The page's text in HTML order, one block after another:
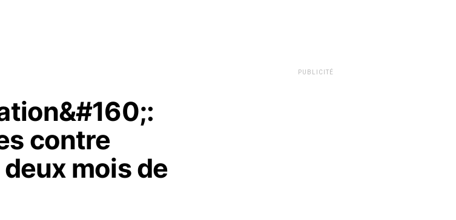
contre
mois de
PUBLICITÉ